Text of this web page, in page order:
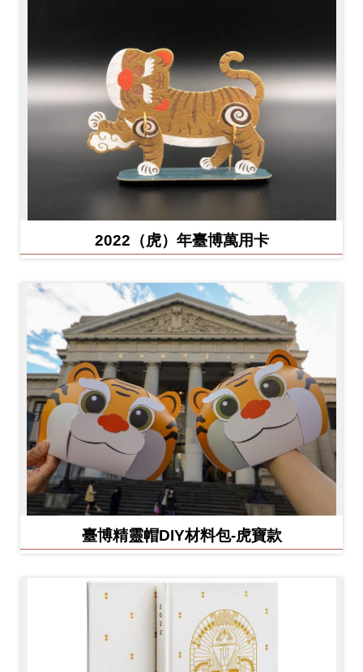
2022（虎）年臺博萬用卡
臺博精靈帽DIY材料包-虎寶款